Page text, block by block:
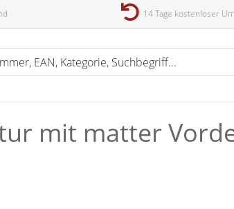
14 Tage kostenloser
mit matter